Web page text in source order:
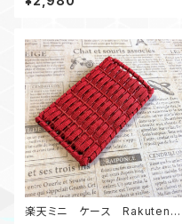
楽天ミニ ケース Rakuten